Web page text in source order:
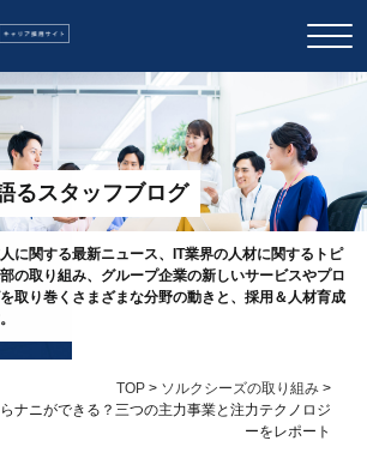
るスタッフブログ
に関する最新ニュース、IT業界の人材に関するトピ
の取り組み、グループ企業の新しいサービスやプロ
取り巻くさまざまな分野の動きと、採用＆人材育成
TOP > ソルクシーズの取り組み >
ナニができる？三つの主力事業と注力テクノロジ
ーをレポート